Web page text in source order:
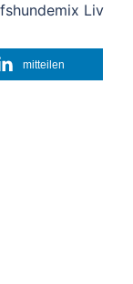
Liv
mitteilen